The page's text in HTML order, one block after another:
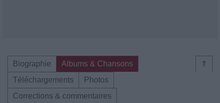
⇑
Biographie
Albums & Chansons
Téléchargements
Photos
Corrections & commentaires